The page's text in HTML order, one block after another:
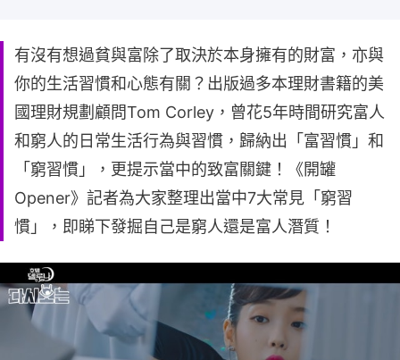
有沒有想過貧與富除了取決於本身擁有的財富，亦與
你的生活習慣和心態有關？出版過多本理財書籍的美
國理財規劃顧問Tom Corley，曾花5年時間研究富人
和窮人的日常生活行為與習慣，歸納出「富習慣」和
「窮習慣」，更提示當中的致富關鍵！《開罐
Opener》記者為大家整理出當中7大常見「窮習
慣」，即睇下發掘自己是窮人還是富人潛質！